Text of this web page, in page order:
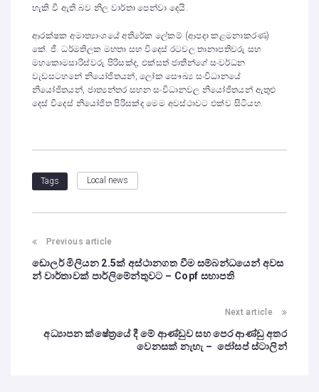
හැකි වී ඇති බව නිල වාර්තා පෙන්වා දෙයි.
ආරක්ෂක අමාත්‍යාංශයේ අතිරේක ලේකම් (ආපදා කළමනාකරණ)
කේ. ජී. ධර්මතිලක මහතා සහ විදෙස් රටවල තානාපතිවරු සහ
මහකොමසාරිස්වරු පිරිසක්ද, එක්සත් ජාතීන්ගේ සංවර්ධන
වැඩසටහනේ නියෝජිතයන්, ලෝක සෞඛ්‍ය සංවිධානයේ
නියෝජිතයන්, ජාත්‍යන්තර සහන සංවිධානවල නියෝජිතයන් ඇතුළු
දෙස් විදෙස් නියෝජිත පිරිසක්ද මෙම අවස්ථාවට එක්ව සිටියහ.
Tags Local news
Previous article
ඩොලර් මිලියන 2.5ක් අස්ථානගත වීම සම්බන්ධයෙන් අවස
න් වාර්තාවක් පාර්ලිමේන්තුවට – Copf සභාපති
Next article
අධ්‍යාපන ක්ෂේත්‍රයේ දී මේ ආණ්ඩුව සහ පෙර ආණ්ඩු අතර
වෙනසක් නැහැ – ජෝසප් ස්ටාලින්